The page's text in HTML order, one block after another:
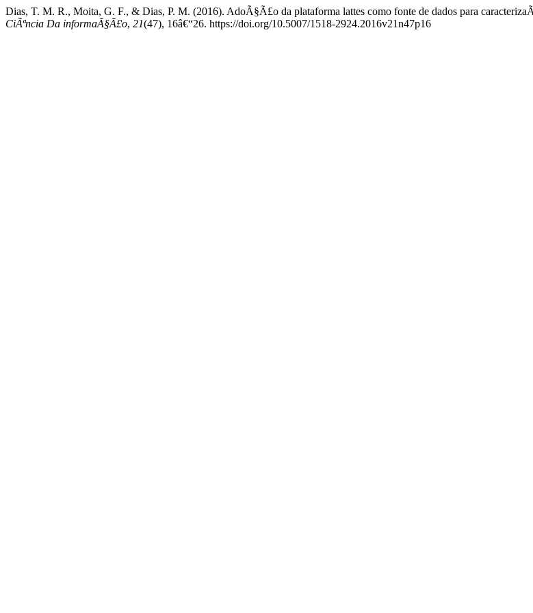
Dias, T. M. R., Moita, G. F., & Dias, P. M. (2016). AdoÃ§Ã£o da plataforma lattes como fonte de dados para
CiÃªncia Da informaÃ§Ã£o, 21(47), 16â€“26. https://doi.org/10.5007/1518-2924.2016v21n47p16